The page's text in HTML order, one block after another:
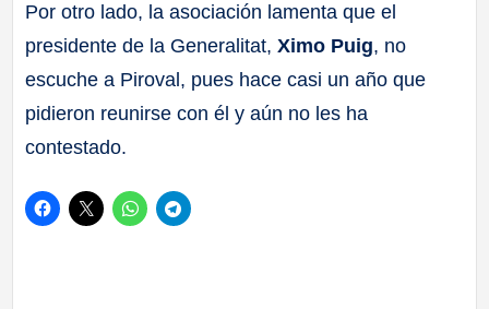
Por otro lado, la asociación lamenta que el
presidente de la Generalitat,Ximo Puig, no
escuche a Piroval, pues hace casi un año que
pidieron reunirse con él y aún no les ha
contestado.